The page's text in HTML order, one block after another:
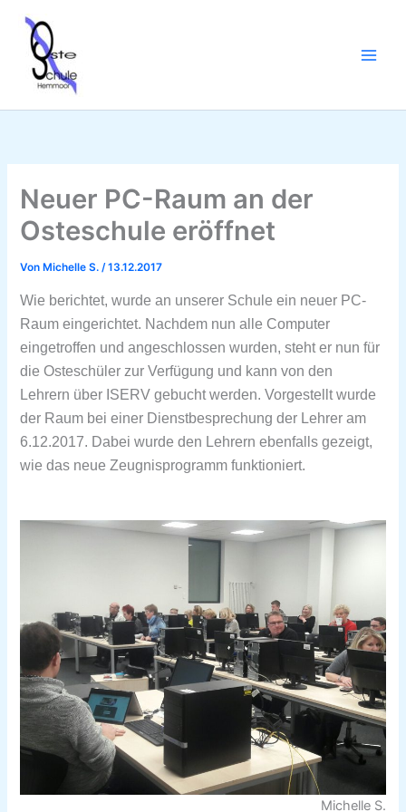
Inhalt
springen
Neuer PC-Raum an der
Osteschule eröffnet
Von Michelle S./13.12.2017
Wie berichtet, wurde an unserer Schule ein neuer PC-
Raum eingerichtet. Nachdem nun alle Computer
eingetroffen und angeschlossen wurden, steht er nun für
die Osteschüler zur Verfügung und kann von den
Lehrern über ISERV gebucht werden. Vorgestellt wurde
der Raum bei einer Dienstbesprechung der Lehrer am
6.12.2017. Dabei wurde den Lehrern ebenfalls gezeigt,
wie das neue Zeugnisprogramm funktioniert.
Michelle S.